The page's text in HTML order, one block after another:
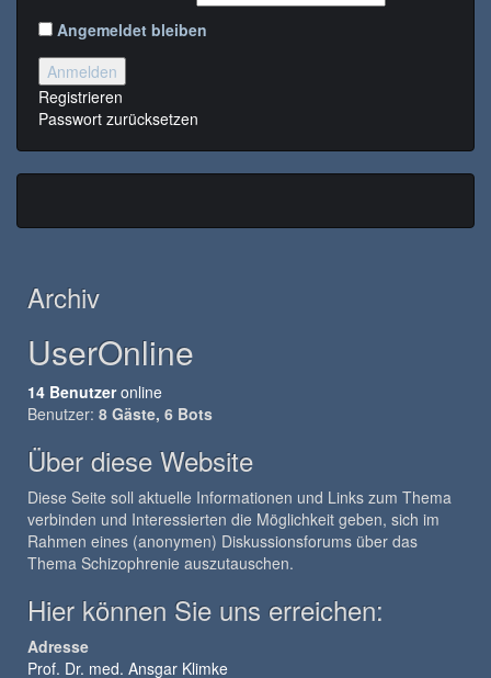
Angemeldet bleiben
Anmelden
Registrieren
Passwort zurücksetzen
Archiv
UserOnline
14 Benutzeronline
Benutzer: 8 Gäste, 6 Bots
Über diese Website
Diese Seite soll aktuelle Informationen und Links zum Thema
verbinden und Interessierten die Möglichkeit geben, sich im
Rahmen eines (anonymen) Diskussionsforums über das
Thema Schizophrenie auszutauschen.
Hier können Sie uns erreichen:
Adresse
Prof. Dr. med. Ansgar Klimke